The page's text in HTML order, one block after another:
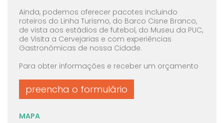
Ainda, podemos oferecer pacotes incluindo
roteiros do Linha Turismo, do Barco Cisne Branco,
de vista aos estádios de futebol, do Museu da PUC,
de Visita a Cervejarias e com experiências
Gastronômicas de nossa Cidade.
Para obter informações e receber um orçamento
preencha o formulário
MAPA